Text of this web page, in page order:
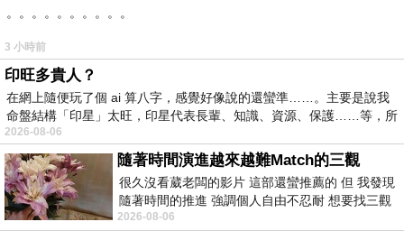
P_20190405_170403.jpg 小咕嚕很熟悉烤蛇麵
的訣竅，總是烤得漂亮又好吃。
。。。。。。。。。。
3 小時前
印旺多貴人？
在網上隨便玩了個 ai 算八字，感覺好像說的還蠻準……。主要是說我
命盤結構「印星」太旺，印星代表長輩、知識、資源、保護……等，所
2026-08-06
隨著時間演進越來越難Match的三觀
很久沒看葳老闆的影片 這部還蠻推薦的 但 我發現
隨著時間的推進 強調個人自由不忍耐 想要找三觀
接近的不要說對象 連朋友都超
2026-08-06